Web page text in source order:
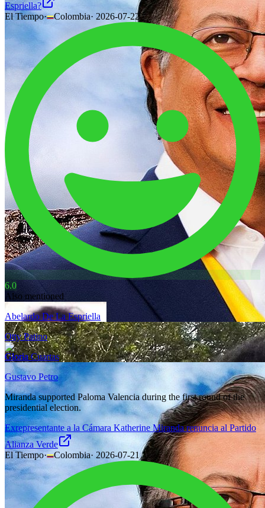
Espriella?
El Tiempo· Colombia· 2026-07-22
6.0
Also mentioned
Abelardo De La Espriella
Otty Patino
Gloria Cuartas
Gustavo Petro
Miranda supported Paloma Valencia during the first round of the
presidential election.
Exrepresentante a la Cámara Katherine Miranda renuncia al Partido
Alianza Verde
El Tiempo· Colombia· 2026-07-21